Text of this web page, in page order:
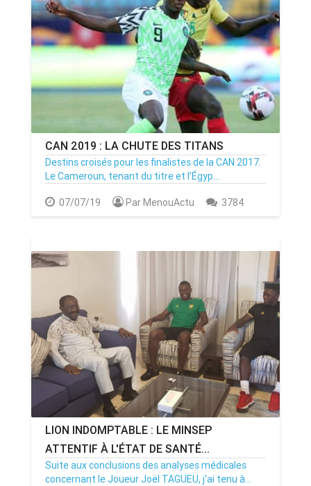
CAN 2019 : LA CHUTE DES TITANS
Destins croisés pour les finalistes de la CAN 2017.
Le Cameroun, tenant du titre et l’Égyp...
07/07/19 Par MenouActu 3784
LION INDOMPTABLE : LE MINSEP
ATTENTIF À L'ÉTAT DE SANTÉ...
Suite aux conclusions des analyses médicales
concernant le Joueur Joël TAGUEU, j'ai tenu à...